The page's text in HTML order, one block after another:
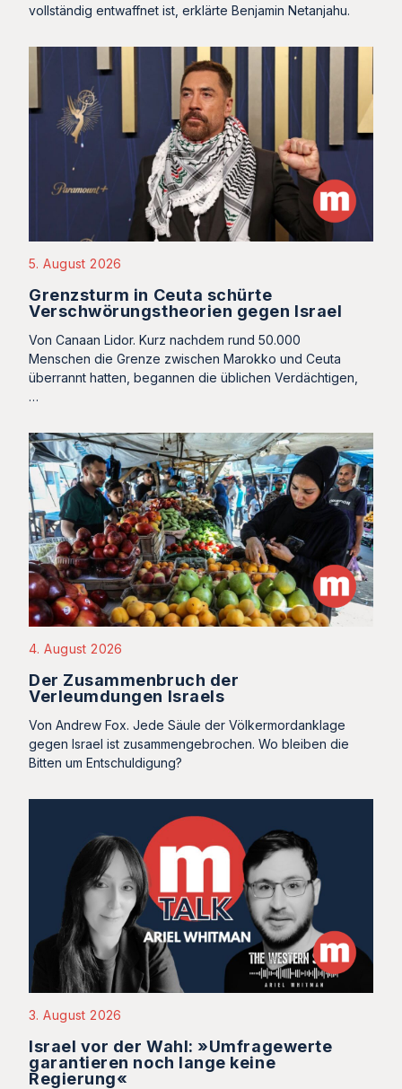
vollständig entwaffnet ist, erklärte Benjamin Netanjahu.
5. August 2026
Grenzsturm in Ceuta schürte
Verschwörungstheorien gegen Israel
Von Canaan Lidor. Kurz nachdem rund 50.000
Menschen die Grenze zwischen Marokko und Ceuta
überrannt hatten, begannen die üblichen Verdächtigen,
…
4. August 2026
Der Zusammenbruch der
Verleumdungen Israels
Von Andrew Fox. Jede Säule der Völkermordanklage
gegen Israel ist zusammengebrochen. Wo bleiben die
Bitten um Entschuldigung?
3. August 2026
Israel vor der Wahl: »Umfragewerte
garantieren noch lange keine
Regierung«